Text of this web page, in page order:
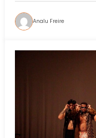
Analu Freire